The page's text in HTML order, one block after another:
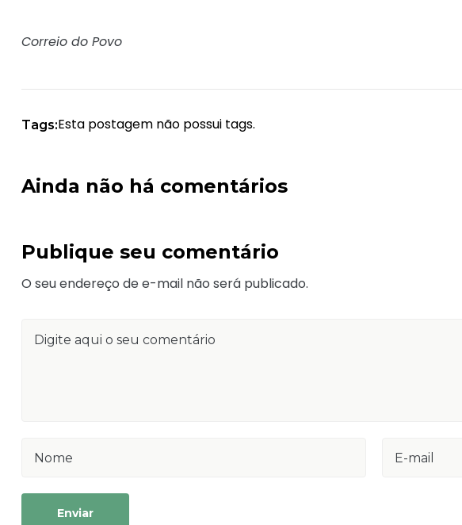
Correio do Povo
Tags:Esta postagem não possui tags.
Ainda não há comentários
Publique seu comentário
O seu endereço de e-mail não será publicado.
Enviar